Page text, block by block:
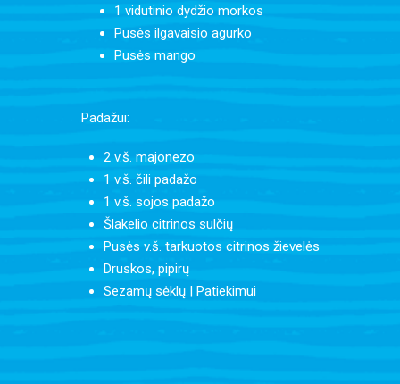
1 vidutinio dydžio morkos
Pusės ilgavaisio agurko
Pusės mango
Padažui:
2 v.š. majonezo
1 v.š. čili padažo
1 v.š. sojos padažo
Šlakelio citrinos sulčių
Pusės v.š. tarkuotos citrinos žievelės
Druskos, pipirų
Sezamų sėklų | Patiekimui